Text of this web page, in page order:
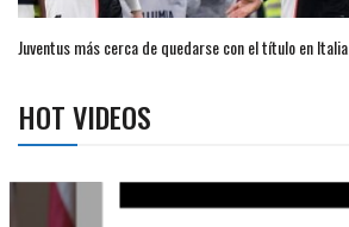
Juventus más cerca de quedarse con el título en Italia.
HOT VIDEOS